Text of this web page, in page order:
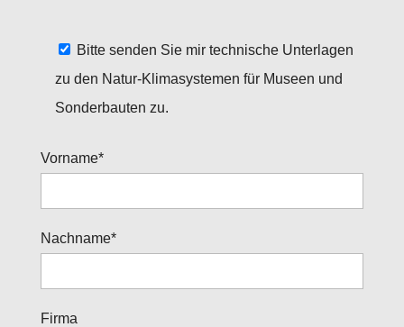
Bitte senden Sie mir technische Unterlagen
zu den Natur-Klimasystemen für Museen und
Sonderbauten zu.
Vorname*
Nachname*
Firma